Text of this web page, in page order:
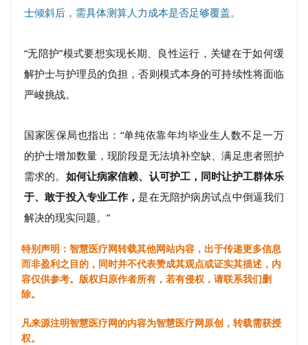
士倾斜后，需具体测算人力成本是否足够覆盖。
“无陪护”模式要想实现长期、良性运行，关键在于如何缓
解护士与护理员的负担，否则模式本身的可持续性将面临
严峻挑战。
国家医保局也指出：“单纯依靠年均毕业生人数不足一万
的护士增加数量，现阶段是无法填补空缺、满足患者照护
需求的。 如何让病家信赖、认可护工，同时让护工群体乐
于、敢于投入专业工作， 是在无陪护病房试点中倒逼我们
解决的现实问题。”
特别声明：智慧医疗网转载其他网站内容，出于传递更多信息
而非盈利之目的，同时并不代表赞成其观点或证实其描述，内
容仅供参考。版权归原作者所有，若有侵权，请联系我们删
除。
凡来源注明智慧医疗网的内容为智慧医疗网原创，转载需获授
权。